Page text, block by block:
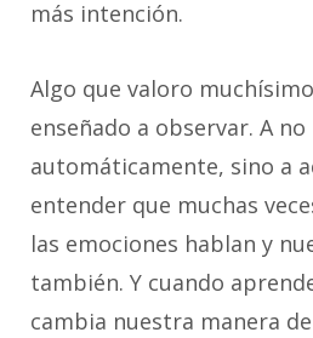
más intención.
Algo que valoro
enseñado a observar. A
automáticamente, sino a
entender que muchas
las emociones hablan y
también. Y cuando
cambia nuestra manera